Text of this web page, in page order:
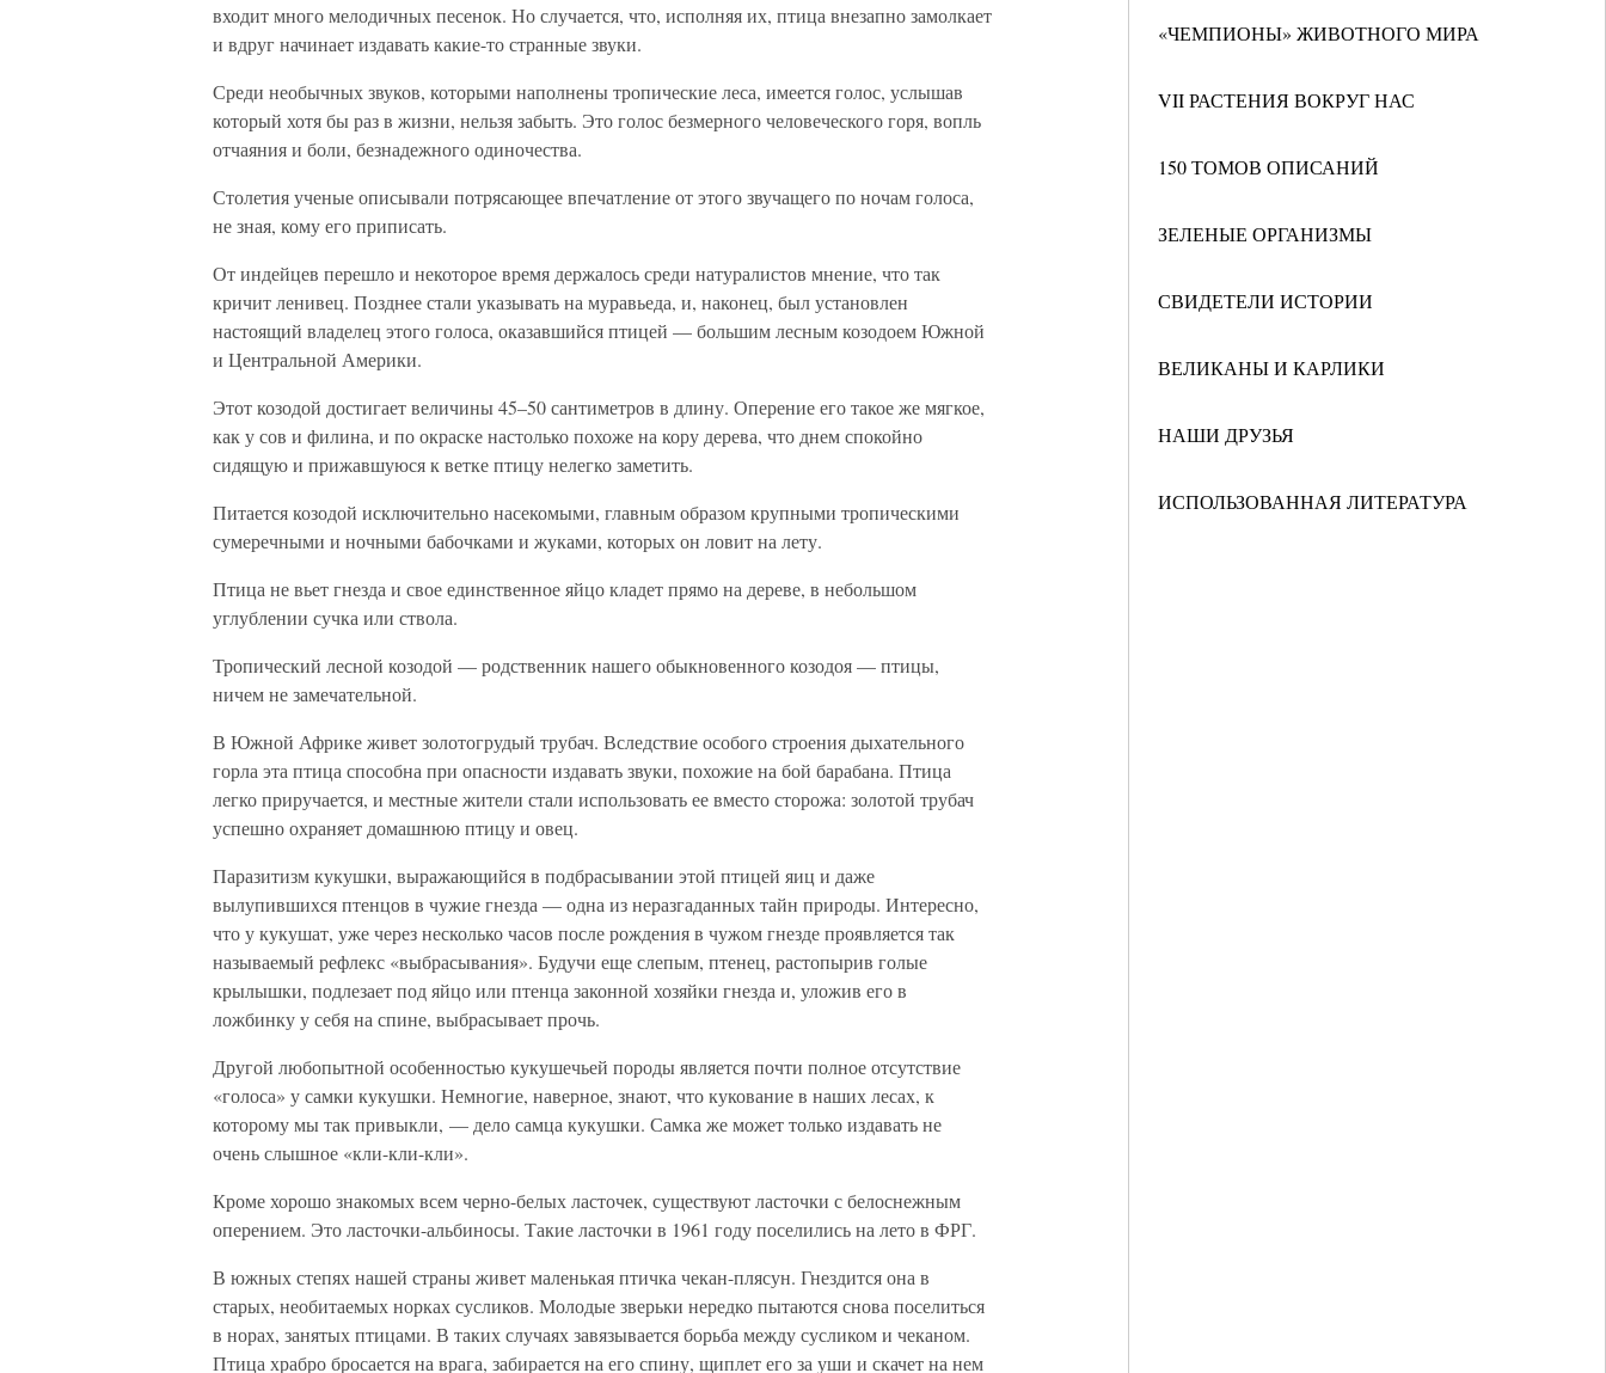
«ЧЕМПИОНЫ» ЖИВОТНОГО МИРА
VII РАСТЕНИЯ ВОКРУГ НАС
150 ТОМОВ ОПИСАНИЙ
ЗЕЛЕНЫЕ ОРГАНИЗМЫ
СВИДЕТЕЛИ ИСТОРИИ
ВЕЛИКАНЫ И КАРЛИКИ
НАШИ ДРУЗЬЯ
ИСПОЛЬЗОВАННАЯ ЛИТЕРАТУРА
входит много мелодичных песенок. Но случается, что, исполняя их, птица внезапно замолкает
и вдруг начинает издавать какие-то странные звуки.
Среди необычных звуков, которыми наполнены тропические леса, имеется голос, услышав
который хотя бы раз в жизни, нельзя забыть. Это голос безмерного человеческого горя, вопль
отчаяния и боли, безнадежного одиночества.
Столетия ученые описывали потрясающее впечатление от этого звучащего по ночам голоса,
не зная, кому его приписать.
От индейцев перешло и некоторое время держалось среди натуралистов мнение, что так
кричит ленивец. Позднее стали указывать на муравьеда, и, наконец, был установлен
настоящий владелец этого голоса, оказавшийся птицей — большим лесным козодоем Южной
и Центральной Америки.
Этот козодой достигает величины 45–50 сантиметров в длину. Оперение его такое же мягкое,
как у сов и филина, и по окраске настолько похоже на кору дерева, что днем спокойно
сидящую и прижавшуюся к ветке птицу нелегко заметить.
Питается козодой исключительно насекомыми, главным образом крупными тропическими
сумеречными и ночными бабочками и жуками, которых он ловит на лету.
Птица не вьет гнезда и свое единственное яйцо кладет прямо на дереве, в небольшом
углублении сучка или ствола.
Тропический лесной козодой — родственник нашего обыкновенного козодоя — птицы,
ничем не замечательной.
В Южной Африке живет золотогрудый трубач. Вследствие особого строения дыхательного
горла эта птица способна при опасности издавать звуки, похожие на бой барабана. Птица
легко приручается, и местные жители стали использовать ее вместо сторожа: золотой трубач
успешно охраняет домашнюю птицу и овец.
Паразитизм кукушки, выражающийся в подбрасывании этой птицей яиц и даже
вылупившихся птенцов в чужие гнезда — одна из неразгаданных тайн природы. Интересно,
что у кукушат, уже через несколько часов после рождения в чужом гнезде проявляется так
называемый рефлекс «выбрасывания». Будучи еще слепым, птенец, растопырив голые
крылышки, подлезает под яйцо или птенца законной хозяйки гнезда и, уложив его в
ложбинку у себя на спине, выбрасывает прочь.
Другой любопытной особенностью кукушечьей породы является почти полное отсутствие
«голоса» у самки кукушки. Немногие, наверное, знают, что кукование в наших лесах, к
которому мы так привыкли, — дело самца кукушки. Самка же может только издавать не
очень слышное «кли-кли-кли».
Кроме хорошо знакомых всем черно-белых ласточек, существуют ласточки с белоснежным
оперением. Это ласточки-альбиносы. Такие ласточки в 1961 году поселились на лето в ФРГ.
В южных степях нашей страны живет маленькая птичка чекан-плясун. Гнездится она в
старых, необитаемых норках сусликов. Молодые зверьки нередко пытаются снова поселиться
в норах, занятых птицами. В таких случаях завязывается борьба между сусликом и чеканом.
Птица храбро бросается на врага, забирается на его спину, щиплет его за уши и скачет на нем